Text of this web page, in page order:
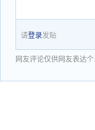
请登录发贴
网友评论仅供网友表达